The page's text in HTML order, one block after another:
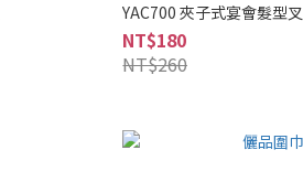
YAC700 夾子式宴會髮型叉
NT$180
NT$260